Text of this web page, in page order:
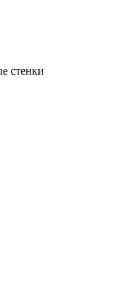
стенки